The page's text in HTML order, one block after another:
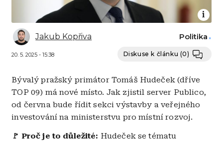
Jakub Kopřiva
20. 5. 2025 - 15:38
Politika
Diskuse k článku (0)
Bývalý pražský primátor Tomáš Hudeček (dříve
TOP 09) má nové místo. Jak zjistil server Publico,
od června bude řídit sekci výstavby a veřejného
investování na ministerstvu pro místní rozvoj.
🚩 Proč je to důležité: Hudeček se tématu